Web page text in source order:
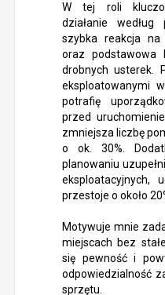
W tej roli
działanie
szybka reakcja na
oraz podstawowa
drobnych usterek.
eksploatowanymi
potrafię
przed
zmniejsza liczbę
o ok. 30%.
planowaniu
eksploatacyjnych,
przestoje o około
Motywuje mnie
miejscach bez
się pewność i
odpowiedzialność
sprzętu.